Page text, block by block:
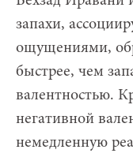
запахи,
ощущениями,
быстрее, чем
валентностью.
негативной
немедленную